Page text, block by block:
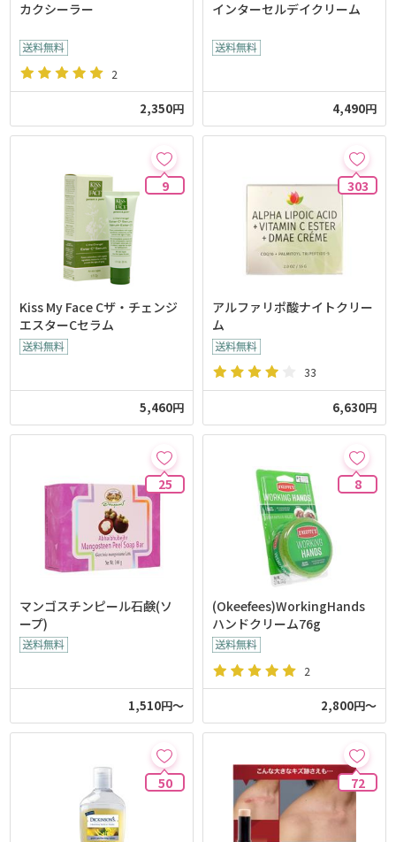
カクシーラー
2
2,350円
インターセルデイクリーム
4,490円
9
Kiss My Face Cザ・チェンジ
エスターCセラム
5,460円
303
アルファリポ酸ナイトクリー
ム
33
6,630円
25
マンゴスチンピール石鹸(ソ
ープ)
1,510円～
8
(Okeefees)WorkingHands
ハンドクリーム76g
2
2,800円～
50 72